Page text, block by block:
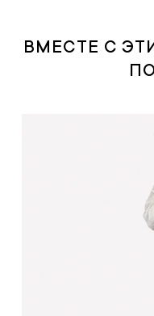
ВМЕСТЕ С